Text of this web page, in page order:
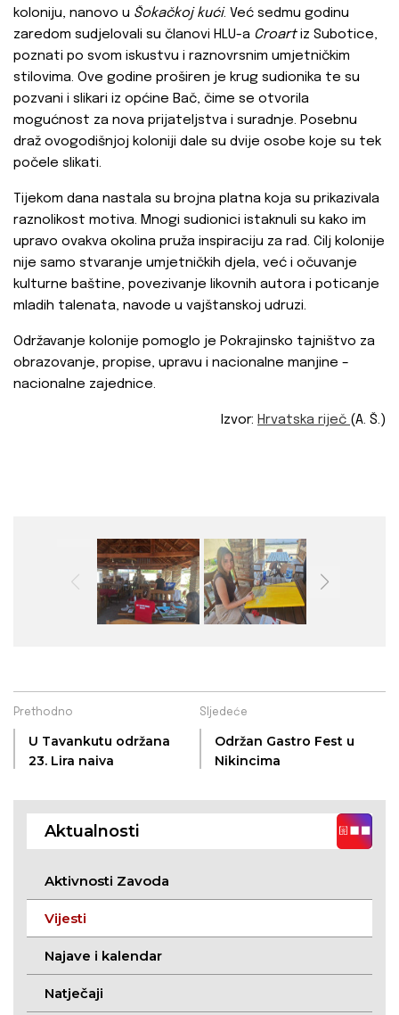
koloniju, nanovo u Šokačkoj kući. Već sedmu godinu
zaredom sudjelovali su članovi HLU-a Croartiz Subotice,
poznati po svom iskustvu i raznovrsnim umjetničkim
stilovima. Ove godine proširen je krug sudionika te su
pozvani i slikari iz općine Bač, čime se otvorila
mogućnost za nova prijateljstva i suradnje. Posebnu
draž ovogodišnjoj koloniji dale su dvije osobe koje su tek
počele slikati.
Tijekom dana nastala su brojna platna koja su prikazivala
raznolikost motiva. Mnogi sudionici istaknuli su kako im
upravo ovakva okolina pruža inspiraciju za rad. Cilj kolonije
nije samo stvaranje umjetničkih djela, već i očuvanje
kulturne baštine, povezivanje likovnih autora i poticanje
mladih talenata, navode u vajštanskoj udruzi.
Održavanje kolonije pomoglo je Pokrajinsko tajništvo za
obrazovanje, propise, upravu i nacionalne manjine –
nacionalne zajednice.
Izvor: Hrvatska riječ (A. Š.)
Prethodno
U Tavankutu održana
23. Lira naiva
Sljedeće
Održan Gastro Fest u
Nikincima
Aktualnosti
Aktivnosti Zavoda
Vijesti
Najave i kalendar
Natječaji